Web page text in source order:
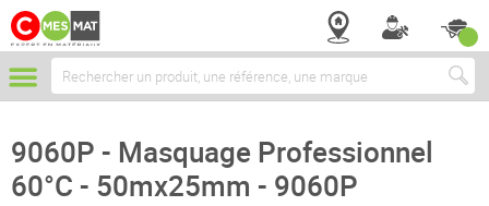
Chercher
9060P - Masquage Professionnel
60°C - 50mx25mm - 9060P